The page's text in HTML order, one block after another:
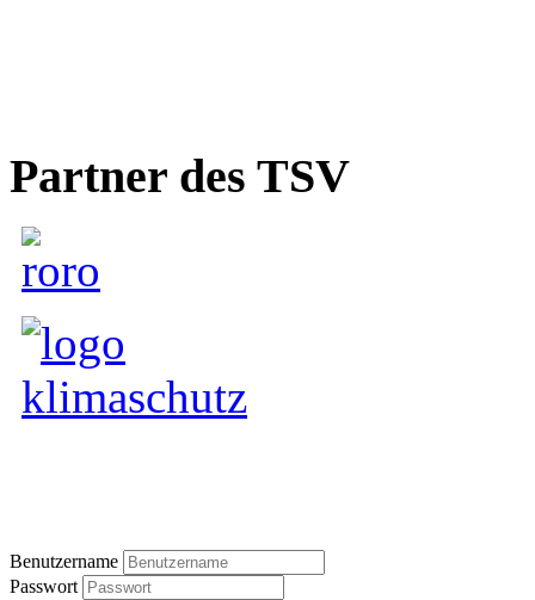
Partner des TSV
Benutzername
Passwort